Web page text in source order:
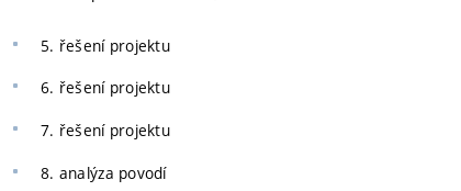
5. řešení projektu
6. řešení projektu
7. řešení projektu
8. analýza povodí